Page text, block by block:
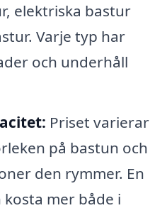
elektriska bastur
Varje typ har
och underhåll
Priset varierar
på bastun och
den rymmer. En
mer både i